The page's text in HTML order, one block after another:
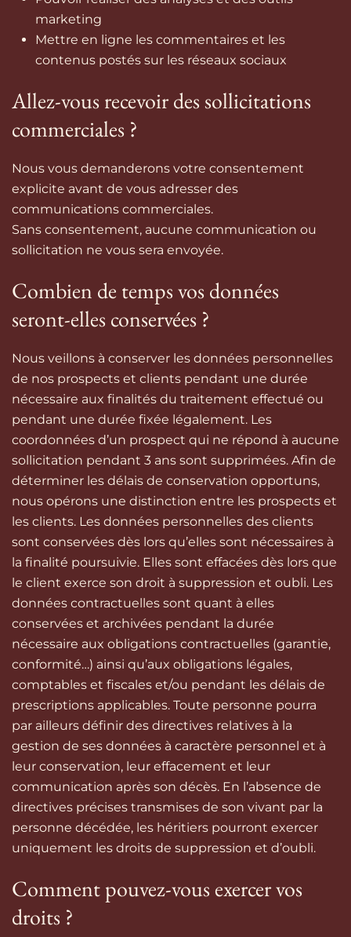
marketing
Mettre en ligne les commentaires et les
contenus postés sur les réseaux sociaux
Allez-vous recevoir des sollicitations
commerciales ?
Nous vous demanderons votre consentement
explicite avant de vous adresser des
communications commerciales.
Sans consentement, aucune communication ou
sollicitation ne vous sera envoyée.
Combien de temps vos données
seront-elles conservées ?
Nous veillons à conserver les données personnelles
de nos prospects et clients pendant une durée
nécessaire aux finalités du traitement effectué ou
pendant une durée fixée légalement. Les
coordonnées d’un prospect qui ne répond à aucune
sollicitation pendant 3 ans sont supprimées. Afin de
déterminer les délais de conservation opportuns,
nous opérons une distinction entre les prospects et
les clients. Les données personnelles des clients
sont conservées dès lors qu’elles sont nécessaires à
la finalité poursuivie. Elles sont effacées dès lors que
le client exerce son droit à suppression et oubli. Les
données contractuelles sont quant à elles
conservées et archivées pendant la durée
nécessaire aux obligations contractuelles (garantie,
conformité…) ainsi qu’aux obligations légales,
comptables et fiscales et/ou pendant les délais de
prescriptions applicables. Toute personne pourra
par ailleurs définir des directives relatives à la
gestion de ses données à caractère personnel et à
leur conservation, leur effacement et leur
communication après son décès. En l’absence de
directives précises transmises de son vivant par la
personne décédée, les héritiers pourront exercer
uniquement les droits de suppression et d’oubli.
Comment pouvez-vous exercer vos
droits ?